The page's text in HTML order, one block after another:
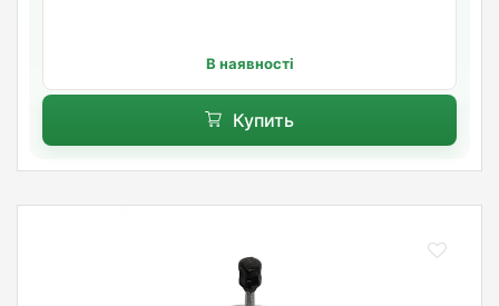
В наявності
Купить